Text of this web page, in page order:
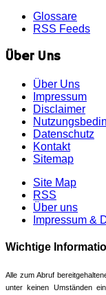
Glossare
RSS Feeds
Über Uns
Über Uns
Impressum
Disclaimer
Datenschutz
Kontakt
Sitemap
Site Map
RSS
Über uns
Impressum &
Wichtige
Alle zum Abruf
unter keinen Umständen